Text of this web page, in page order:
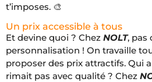
t’imposes. 🎨
Un prix accessible à tous
Et devine quoi ? Chez NOLT, pas
personnalisation ! On travaille
proposer des prix attractifs. Qui
rimait pas avec qualité ? Chez